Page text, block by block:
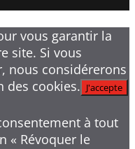
vous garantir la
site. Si vous
nous considérerons
des cookies. J'accepte
à tout
« Révoquer le